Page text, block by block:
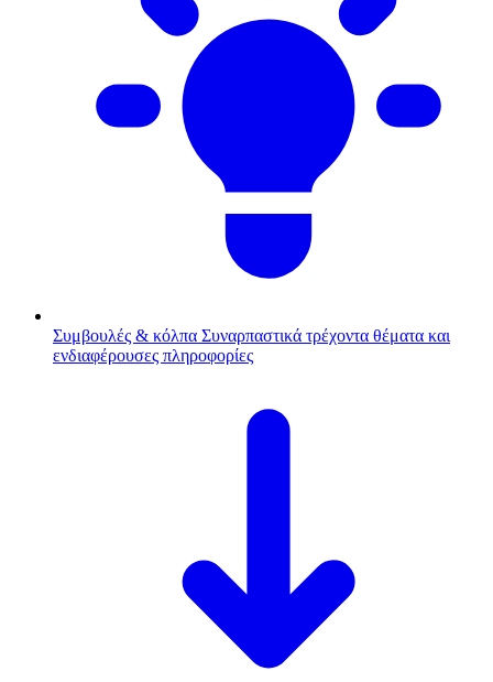
Συμβουλές & κόλπα Συναρπαστικά τρέχοντα θέματα και
ενδιαφέρουσες πληροφορίες